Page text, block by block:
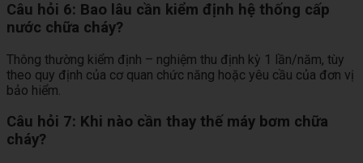
Câu hỏi 6: Bao lâu cần kiểm định hệ thống cấp
nước chữa cháy?
Thông thường kiểm định – nghiệm thu định kỳ 1 lần/năm, tùy
theo quy định của cơ quan chức năng hoặc yêu cầu của đơn vị
bảo hiểm.
Câu hỏi 7: Khi nào cần thay thế máy bơm chữa
cháy?